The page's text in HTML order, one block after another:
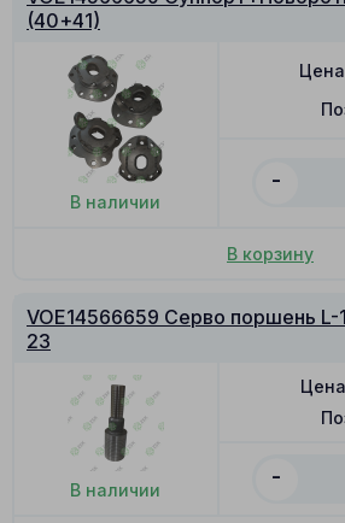
(40+41)
В наличии
Цена
-
В корзину
VOE14566659 Серво поршень L-
23
В наличии
Цена
-